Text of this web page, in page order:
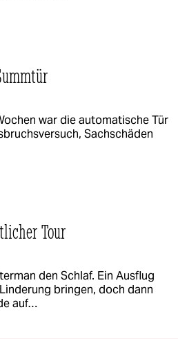
war die automatische Tür
Sachschäden
Tour
den Schlaf. Ein Ausflug
bringen, doch dann
auf…